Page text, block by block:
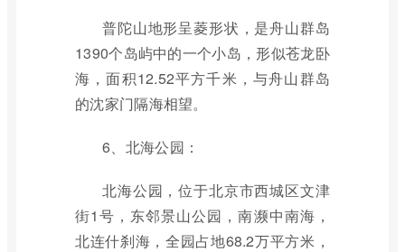
普陀山地形呈菱形状，是舟山群岛
1390个岛屿中的一个小岛，形似苍龙卧
海，面积12.52平方千米，与舟山群岛
的沈家门隔海相望。
6、北海公园：
北海公园，位于北京市西城区文津
街1号，东邻景山公园，南濒中南海，
北连什刹海，全园占地68.2万平方米，